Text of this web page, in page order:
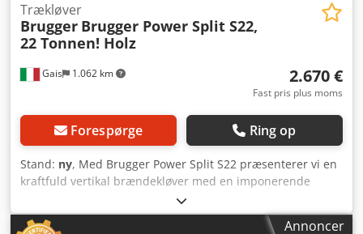
Gais 1.062 km
Trækløver
Brugger Brugger Power Split S22,
22 Tonnen! Holz
2.670 €
Fast pris plus moms
Forespørge Ring op
Stand: ny, Med Brugger Power Split S22 præsenterer vi en
kraftfuld vertikal brændekløver med en imponerende
kløvekraft på 22 ton. Denne robuste maskine er ideel til
mange forskellige anvendelser og tilbyder maksimal
Annoncer